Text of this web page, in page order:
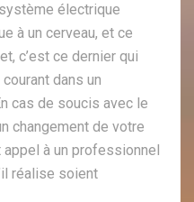
électrique
à un cerveau, et ce
c’est ce dernier qui
dans un
cas de soucis avec le
changement de votre
à un professionnel
réalise soient